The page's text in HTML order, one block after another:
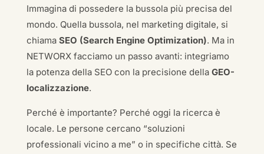
Immagina di possedere la bussola più precisa del
mondo. Quella bussola, nel marketing digitale, si
chiama SEO (Search Engine Optimization). Ma in
NETWORX facciamo un passo avanti: integriamo
la potenza della SEO con la precisione della GEO-
localizzazione.
Perché è importante? Perché oggi la ricerca è
locale. Le persone cercano “soluzioni
professionali vicino a me” o in specifiche città. Se